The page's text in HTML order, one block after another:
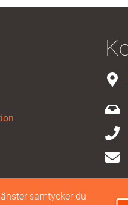
samtycker du